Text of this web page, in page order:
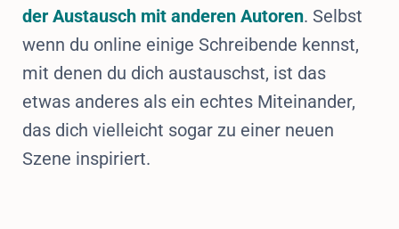
der Austausch mit anderen Autoren. Selbst
wenn du online einige Schreibende kennst,
mit denen du dich austauschst, ist das
etwas anderes als ein echtes Miteinander,
das dich vielleicht sogar zu einer neuen
Szene inspiriert.